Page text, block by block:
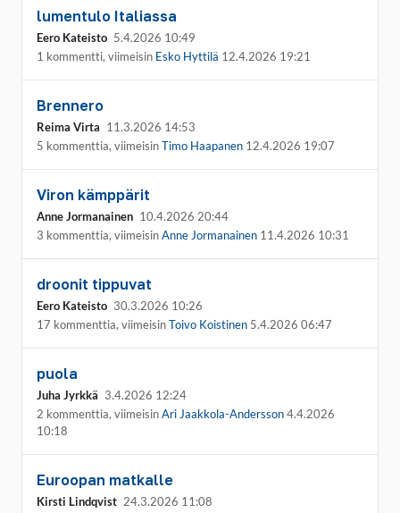
lumentulo Italiassa
Eero Kateisto 5.4.2026 10:49
1 kommentti, viimeisin Esko Hyttilä 12.4.2026 19:21
Brennero
Reima Virta 11.3.2026 14:53
5 kommenttia, viimeisinTimo Haapanen 12.4.2026 19:07
Viron kämppärit
Anne Jormanainen 10.4.2026 20:44
3 kommenttia, viimeisinAnne Jormanainen 11.4.2026 10:31
droonit tippuvat
Eero Kateisto 30.3.2026 10:26
17 kommenttia, viimeisinToivo Koistinen 5.4.2026 06:47
puola
Juha Jyrkkä 3.4.2026 12:24
2 kommenttia, viimeisinAri Jaakkola-Andersson4.4.2026
10:18
Euroopan matkalle
Kirsti Lindqvist 24.3.2026 11:08